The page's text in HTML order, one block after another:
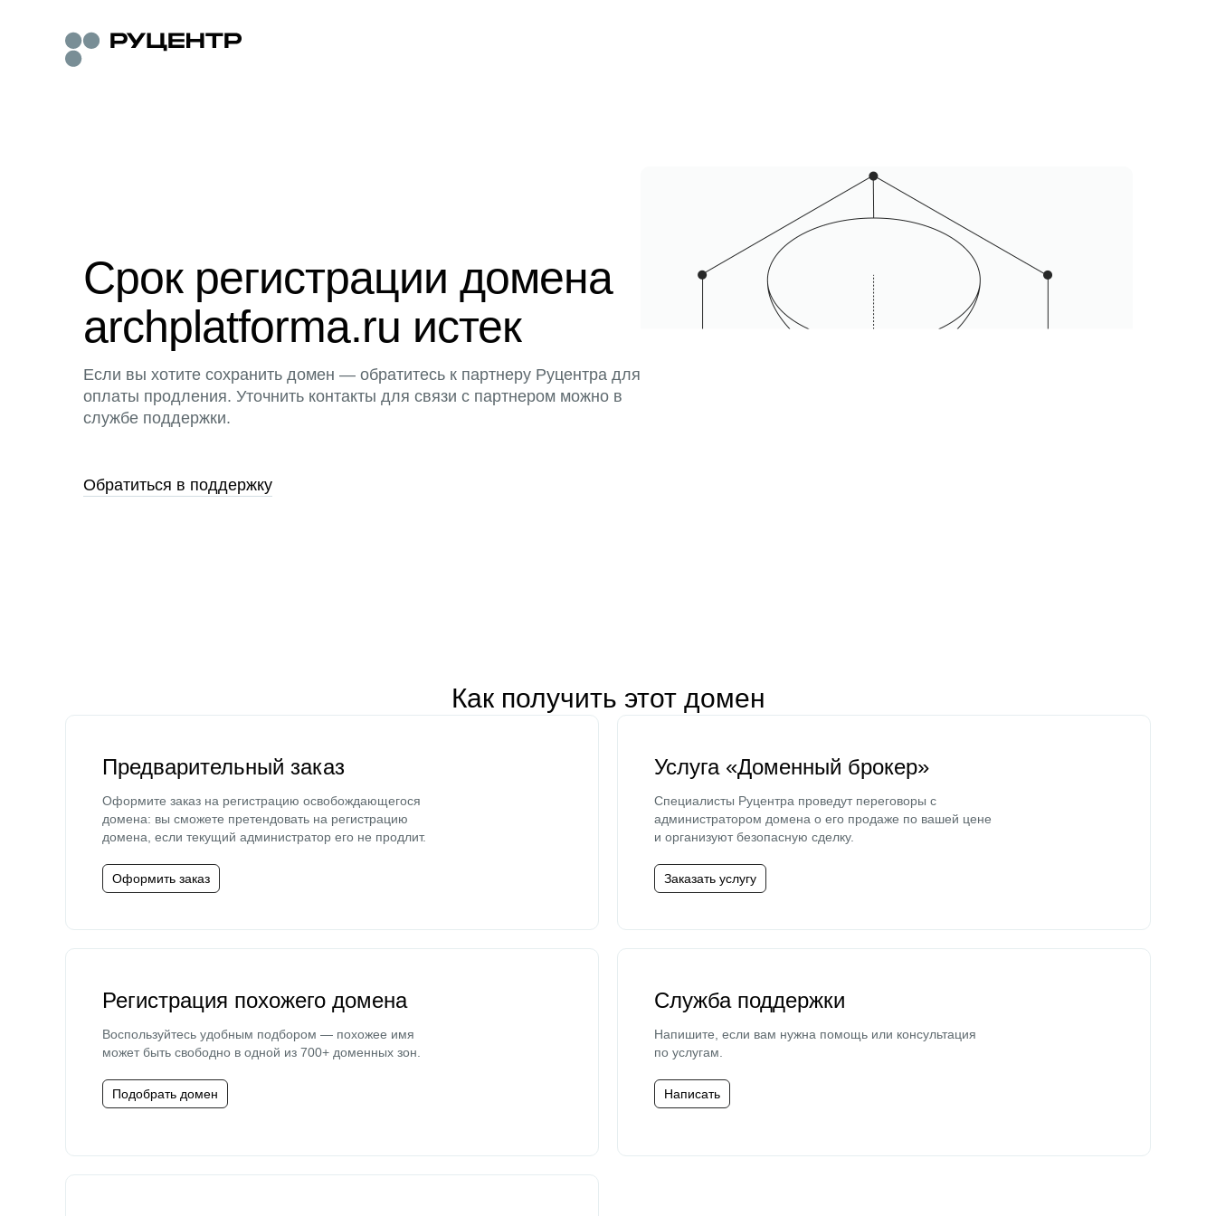
Срок регистрации домена
archplatforma.ru истек
Если вы хотите сохранить домен — обратитесь к партнеру Руцентра для
оплаты продления. Уточнить контакты для связи с партнером можно в
службе поддержки.
Обратиться в поддержку
Как получить этот домен
Предварительный заказ
Оформите заказ на регистрацию освобождающегося
домена: вы сможете претендовать на регистрацию
домена, если текущий администратор его не продлит.
Оформить заказ
Услуга «Доменный брокер»
Специалисты Руцентра проведут переговоры с
администратором домена о его продаже по вашей цене
и организуют безопасную сделку.
Заказать услугу
Регистрация похожего домена
Воспользуйтесь удобным подбором — похожее имя
может быть свободно в одной из 700+ доменных зон.
Подобрать домен
Служба поддержки
Напишите, если вам нужна помощь или консультация
по услугам.
Написать